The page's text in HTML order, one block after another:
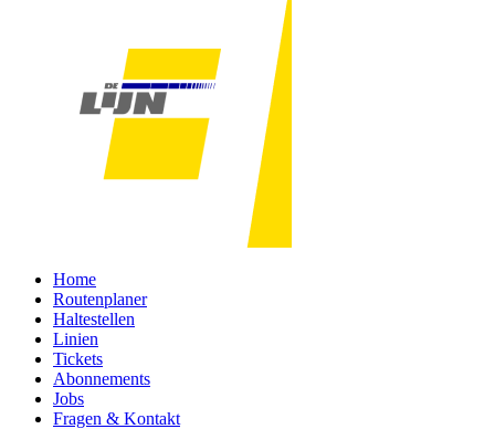
Home
Routenplaner
Haltestellen
Linien
Tickets
Abonnements
Jobs
Fragen & Kontakt